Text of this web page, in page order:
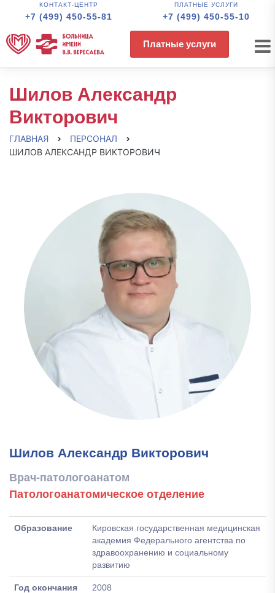
КОНТАКТ-ЦЕНТР
+7 (499) 450-55-81
ПЛАТНЫЕ УСЛУГИ
+7 (499) 450-55-10
Платные услуги
Шилов Александр
Викторович
ГЛАВНАЯ
ПЕРСОНАЛ
ШИЛОВ АЛЕКСАНДР ВИКТОРОВИЧ
Шилов Александр Викторович
Врач-патологоанатом
Патологоанатомическое отделение
Образование
Кировская государственная медицинская
академия Федерального агентства по
здравоохранению и социальному
развитию
Год окончания 2008